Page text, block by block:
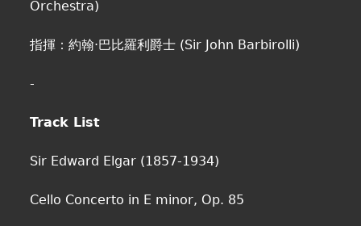
Orchestra)
指揮：約翰·巴比羅利爵士 (Sir John Barbirolli)
-
Track List
Sir Edward Elgar (1857-1934)
Cello Concerto in E minor, Op. 85